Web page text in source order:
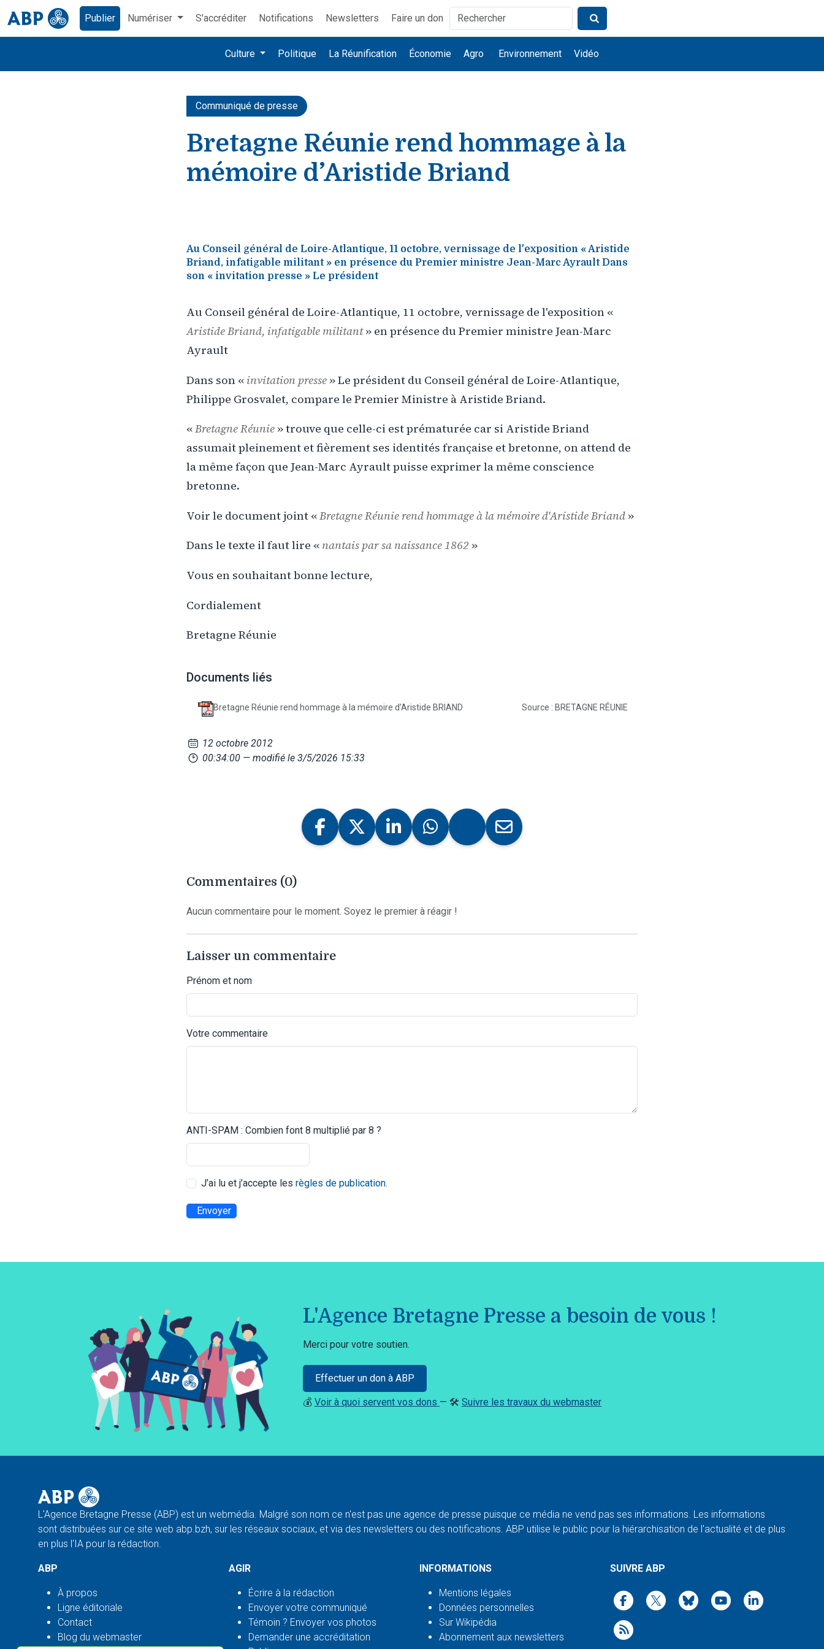
Publier Numériser S'accréditer Notifications Newsletters Faire un don
Culture Politique La Réunification Économie Agro Environnement Vidéo
Communiqué de presse
Bretagne Réunie rend hommage à la
mémoire d’Aristide Briand
Au Conseil général de Loire-Atlantique, 11 octobre, vernissage de l'exposition « Aristide
Briand, infatigable militant » en présence du Premier ministre Jean-Marc Ayrault Dans
son « invitation presse » Le président
Au Conseil général de Loire-Atlantique, 11 octobre, vernissage de l'exposition «
Aristide Briand, infatigable militant» en présence du Premier ministre Jean-Marc
Ayrault
Dans son « invitation presse » Le président du Conseil général de Loire-Atlantique,
Philippe Grosvalet, compare le Premier Ministre à Aristide Briand.
«Bretagne Réunie » trouve que celle-ci est prématurée car si Aristide Briand
assumait pleinement et fièrement ses identités française et bretonne, on attend de
la même façon que Jean-Marc Ayrault puisse exprimer la même conscience
bretonne.
Voir le document joint «Bretagne Réunie rend hommage à la mémoire d'Aristide Briand »
Dans le texte il faut lire « nantais par sa naissance 1862 »
Vous en souhaitant bonne lecture,
Cordialement
Bretagne Réunie
Documents liés
Bretagne Réunie rend hommage à la mémoire d’Aristide BRIAND Source : BRETAGNE RÉUNIE
12 octobre 2012
00:34:00 — modifié le 3/5/2026 15:33
Commentaires (0)
Aucun commentaire pour le moment. Soyez le premier à réagir !
Laisser un commentaire
Prénom et nom
Votre commentaire
ANTI-SPAM : Combien font 8 multiplié par 8 ?
J’ai lu et j’accepte les règles de publication.
Envoyer
L'Agence Bretagne Presse a besoin de vous !
Merci pour votre soutien.
Effectuer un don à ABP
💰 Voir à quoi servent vos dons — 🛠️ Suivre les travaux du webmaster
L'Agence Bretagne Presse (ABP) est un webmédia. Malgré son nom ce n'est pas une agence de presse puisque ce média ne vend pas ses informations. Les informations
sont distribuées sur ce site web abp.bzh, sur les réseaux sociaux, et via des newsletters ou des notifications. ABP utilise le public pour la hiérarchisation de l'actualité et de plus
en plus l'IA pour la rédaction.
ABP
À propos
Ligne éditoriale
Contact
Blog du webmaster
AGIR
Écrire à la rédaction
Envoyer votre communiqué
Témoin ? Envoyer vos photos
Demander une accréditation
INFORMATIONS
Mentions légales
Données personnelles
Sur Wikipédia
Abonnement aux newsletters
SUIVRE ABP